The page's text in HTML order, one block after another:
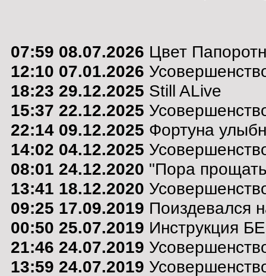
07:59 08.07.2026 Цвет
12:10 07.01.2026
18:23 29.12.2025 Still ALive
15:37 22.12.2025
22:14 09.12.2025 Фортуна
14:02 04.12.2025
08:01 24.12.2020 "Пора
13:41 18.12.2020
09:25 17.09.2019 Поиздевался
00:50 25.07.2019 Инструкция
21:46 24.07.2019
13:59 24.07.2019